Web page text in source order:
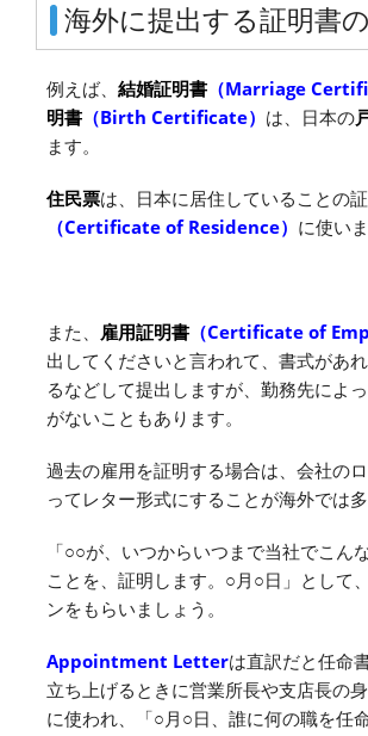
海外に提出する証明書
例えば、 結婚証明書 （Marriage
明書 （Birth Certificate） は、日本の
ます。
住民票は、日本に居住していることの
（Certificate of Residence） に使いま
また、 雇用証明書 （Certificate of
出してくださいと言われて、書式があ
るなどして提出しますが、勤務先によ
がないこともあります。
過去の雇用を証明する場合は、会社の
ってレター形式にすることが海外では多
「○○が、いつからいつまで当社でこん
ことを、証明します。○月○日」として
ンをもらいましょう。
Appointment Letterは直訳だと任命
立ち上げるときに営業所長や支店長の
に使われ、「○月○日、誰に何の職を任